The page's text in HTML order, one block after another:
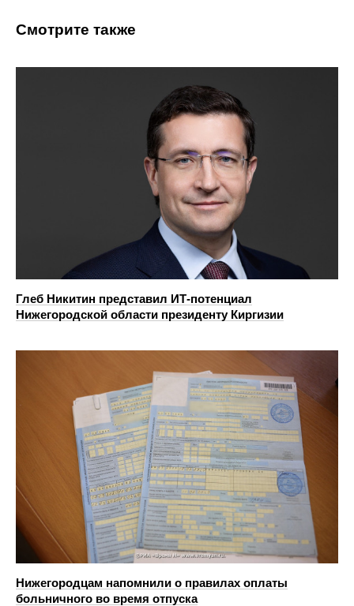
Смотрите также
Глеб Никитин представил ИТ-потенциал
Нижегородской области президенту Киргизии
Нижегородцам напомнили о правилах оплаты
больничного во время отпуска